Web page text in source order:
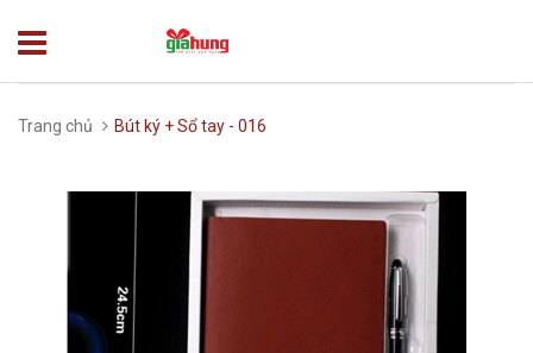
Trang chủ Bút ký + Sổ tay - 016